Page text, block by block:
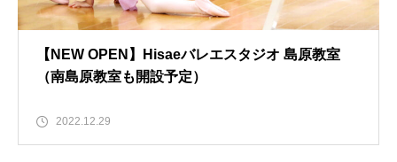
【NEW OPEN】Hisaeバレエスタジオ 島原教室
（南島原教室も開設予定）
2022.12.29